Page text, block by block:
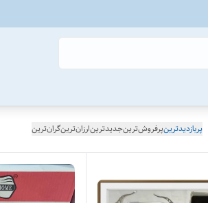
پربازدیدترینپرفروش‌ترینجدیدترینارزان‌ترینگران‌ترین